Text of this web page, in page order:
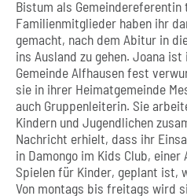
Bistum als
Familienmitglieder haben ihr
gemacht, nach dem Abitur in
ins Ausland zu gehen. Joana
Gemeinde Alfhausen fest
sie in ihrer Heimatgemeinde
auch Gruppenleiterin. Sie
Kindern und Jugendlichen
Nachricht erhielt, dass ihr
in Damongo im Kids Club,
Spielen für Kinder, geplant ist,
Von montags bis freitags wird